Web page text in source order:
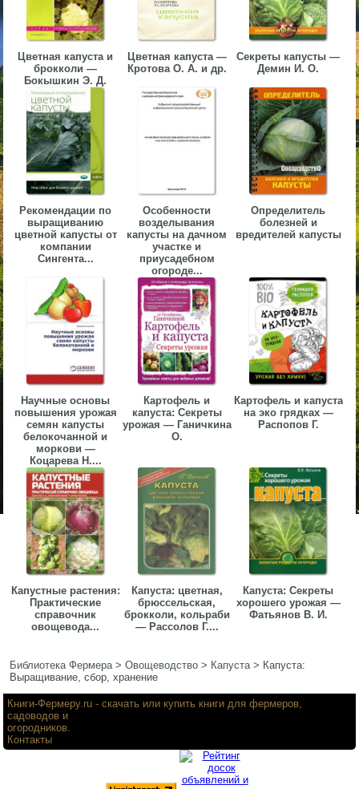
Цветная капуста и
брокколи —
Бокышкин Э. Д.
Цветная капуста —
Кротова О. А. и др.
Секреты капусты —
Демин И. О.
Рекомендации по
выращиванию
цветной капусты от
компании
Сингента...
Особенности
возделывания
капусты на дачном
участке и
приусадебном
огороде...
Определитель
болезней и
вредителей капусты
Научные основы
повышения урожая
семян капусты
белокочанной и
моркови —
Коцарева Н....
Картофель и
капуста: Секреты
урожая — Ганичкина
О.
Картофель и капуста
на эко грядках —
Распопов Г.
Капустные растения:
Практические
справочник
овощевода...
Капуста: цветная,
брюссельская,
брокколи, кольраби
— Рассолов Г....
Капуста: Секреты
хорошего урожая —
Фатьянов В. И.
Библиотека Фермера>Овощеводство > Капуста> Капуста:
Выращивание, сбор, хранение
▼
▼
▼
▼
Книги-Фермеру.ru - скачать или купить книги для фермеров,
садоводов и
огородников.
Контакты